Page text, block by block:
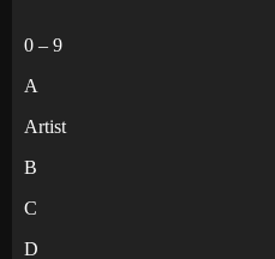
0 – 9
A
Artist
B
C
D